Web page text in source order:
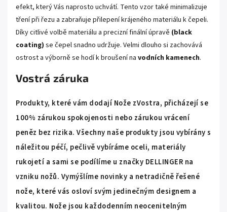
efekt, který Vás naprosto uchvátí. Tento vzor také minimalizuje
tření při řezu a zabraňuje přilepení krájeného materiálu k čepeli.
Díky citlivé volbě materiálu a precizní finální úpravě (black
coating) se čepel snadno udržuje. Velmi dlouho si zachovává
ostrost a výborně se hodí k broušení na vodních kamenech.
Vostrá záruka
Produkty, které vám dodají Nože zVostra, přicházejí se
100% zárukou spokojenosti nebo zárukou vrácení
peněz bez rizika. Všechny naše produkty jsou vybírány s
náležitou péčí, pečlivě vybíráme oceli, materiály
rukojetí a sami se podílíme u značky DELLINGER na
vzniku nožů. Vymýšlíme novinky a netradičně řešené
nože, které vás osloví svým jedinečným designem a
kvalitou. Nože jsou každodenním neocenitelným